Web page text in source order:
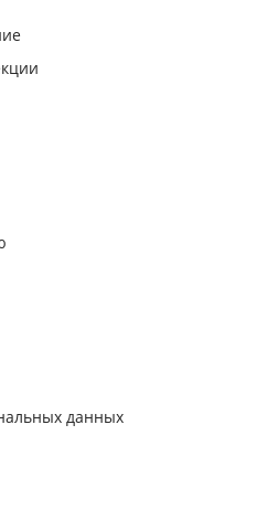
данных